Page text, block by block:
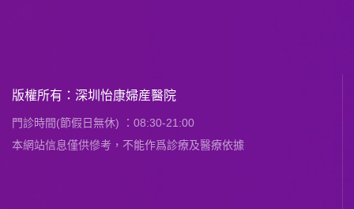
版權所有：深圳怡康婦産醫院
門診時間(節假日無休) ：08:30-21:00
本網站信息僅供慘考，不能作爲診療及醫療依據